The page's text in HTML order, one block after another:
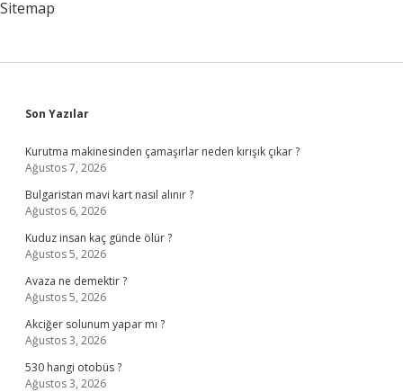
Sitemap
Sidebar
Son Yazılar
Kurutma makinesinden çamaşırlar neden kırışık çıkar ?
Ağustos 7, 2026
Bulgaristan mavi kart nasıl alınır ?
Ağustos 6, 2026
Kuduz insan kaç günde ölür ?
Ağustos 5, 2026
Avaza ne demektir ?
Ağustos 5, 2026
Akciğer solunum yapar mı ?
Ağustos 3, 2026
530 hangi otobüs ?
Ağustos 3, 2026